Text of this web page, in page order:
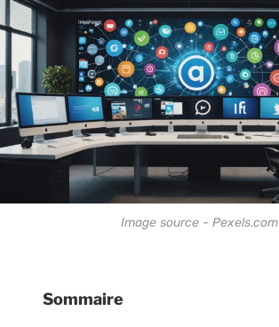
Image source - Pexels.com
Sommaire